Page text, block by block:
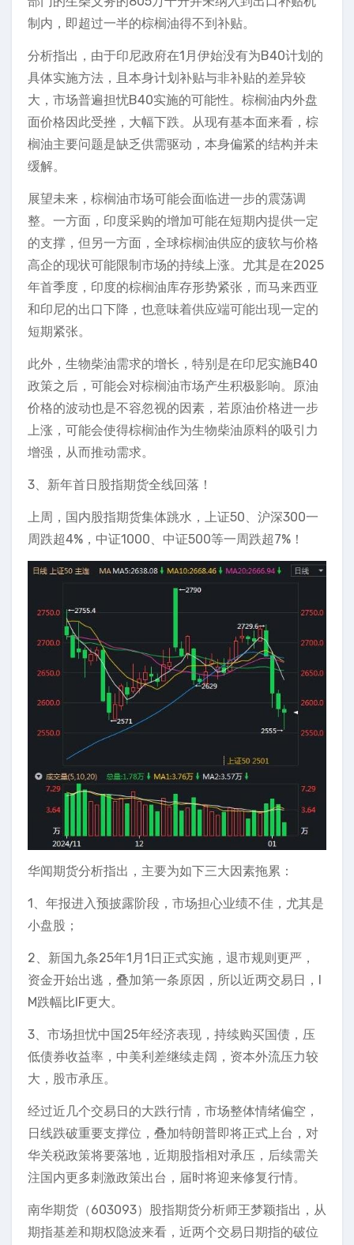
制内，即超过一半的棕榈油得不到补贴。
分析指出，由于印尼政府在1月伊始没有为B40计划的
具体实施方法，且本身计划补贴与非补贴的差异较
大，市场普遍担忧B40实施的可能性。棕榈油内外盘
面价格因此受挫，大幅下跌。从现有基本面来看，棕
榈油主要问题是缺乏供需驱动，本身偏紧的结构并未
缓解。
展望未来，棕榈油市场可能会面临进一步的震荡调
整。一方面，印度采购的增加可能在短期内提供一定
的支撑，但另一方面，全球棕榈油供应的疲软与价格
高企的现状可能限制市场的持续上涨。尤其是在2025
年首季度，印度的棕榈油库存形势紧张，而马来西亚
和印尼的出口下降，也意味着供应端可能出现一定的
短期紧张。
此外，生物柴油需求的增长，特别是在印尼实施B40
政策之后，可能会对棕榈油市场产生积极影响。原油
价格的波动也是不容忽视的因素，若原油价格进一步
上涨，可能会使得棕榈油作为生物柴油原料的吸引力
增强，从而推动需求。
3、新年首日股指期货全线回落！
上周，国内股指期货集体跳水，上证50、沪深300一
周跌超4%，中证1000、中证500等一周跌超7%！
华闻期货分析指出，主要为如下三大因素拖累：
1、年报进入预披露阶段，市场担心业绩不佳，尤其是
小盘股；
2、新国九条25年1月1日正式实施，退市规则更严，
资金开始出逃，叠加第一条原因，所以近两交易日，I
M跌幅比IF更大。
3、市场担忧中国25年经济表现，持续购买国债，压
低债券收益率，中美利差继续走阔，资本外流压力较
大，股市承压。
经过近几个交易日的大跌行情，市场整体情绪偏空，
日线跌破重要支撑位，叠加特朗普即将正式上台，对
华关税政策将要落地，近期股指相对承压，后续需关
注国内更多刺激政策出台，届时将迎来修复行情。
南华期货（603093）股指期货分析师王梦颖指出，从
期指基差和期权隐波来看，近两个交易日期指的破位